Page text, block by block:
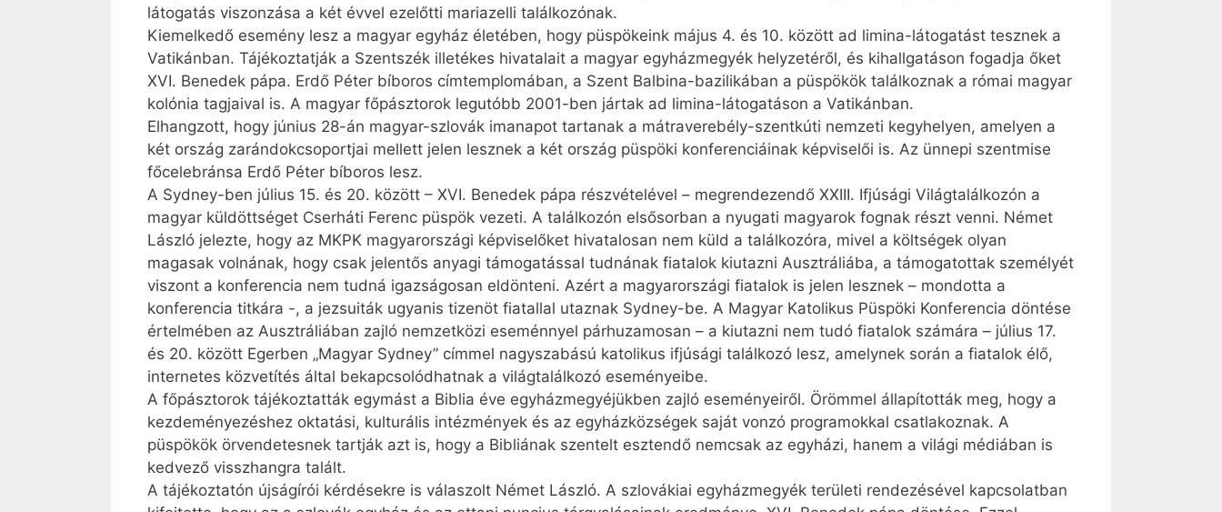
látogatás viszonzása a két évvel ezelőtti mariazelli találkozónak.
Kiemelkedő esemény lesz a magyar egyház életében, hogy püspökeink május 4. és 10. között ad limina-látogatást tesznek a
Vatikánban. Tájékoztatják a Szentszék illetékes hivatalait a magyar egyházmegyék helyzetéről, és kihallgatáson fogadja őket
XVI. Benedek pápa. Erdő Péter bíboros címtemplomában, a Szent Balbina-bazilikában a püspökök találkoznak a római magyar
kolónia tagjaival is. A magyar főpásztorok legutóbb 2001-ben jártak ad limina-látogatáson a Vatikánban.
Elhangzott, hogy június 28-án magyar-szlovák imanapot tartanak a mátraverebély-szentkúti nemzeti kegyhelyen, amelyen a
két ország zarándokcsoportjai mellett jelen lesznek a két ország püspöki konferenciáinak képviselői is. Az ünnepi szentmise
főcelebránsa Erdő Péter bíboros lesz.
A Sydney-ben július 15. és 20. között – XVI. Benedek pápa részvételével – megrendezendő XXIII. Ifjúsági Világtalálkozón a
magyar küldöttséget Cserháti Ferenc püspök vezeti. A találkozón elsősorban a nyugati magyarok fognak részt venni. Német
László jelezte, hogy az MKPK magyarországi képviselőket hivatalosan nem küld a találkozóra, mivel a költségek olyan
magasak volnának, hogy csak jelentős anyagi támogatással tudnának fiatalok kiutazni Ausztráliába, a támogatottak személyét
viszont a konferencia nem tudná igazságosan eldönteni. Azért a magyarországi fiatalok is jelen lesznek – mondotta a
konferencia titkára -, a jezsuiták ugyanis tizenöt fiatallal utaznak Sydney-be. A Magyar Katolikus Püspöki Konferencia döntése
értelmében az Ausztráliában zajló nemzetközi eseménnyel párhuzamosan – a kiutazni nem tudó fiatalok számára – július 17.
és 20. között Egerben „Magyar Sydney” címmel nagyszabású katolikus ifjúsági találkozó lesz, amelynek során a fiatalok élő,
internetes közvetítés által bekapcsolódhatnak a világtalálkozó eseményeibe.
A főpásztorok tájékoztatták egymást a Biblia éve egyházmegyéjükben zajló eseményeiről. Örömmel állapították meg, hogy a
kezdeményezéshez oktatási, kulturális intézmények és az egyházközségek saját vonzó programokkal csatlakoznak. A
püspökök örvendetesnek tartják azt is, hogy a Bibliának szentelt esztendő nemcsak az egyházi, hanem a világi médiában is
kedvező visszhangra talált.
A tájékoztatón újságírói kérdésekre is válaszolt Német László. A szlovákiai egyházmegyék területi rendezésével kapcsolatban